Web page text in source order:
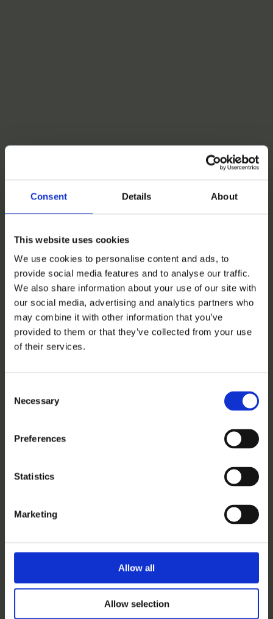
Consent Details About
This website uses cookies
We use cookies to personalise content and ads, to
provide social media features and to analyse our traffic.
We also share information about your use of our site with
our social media, advertising and analytics partners who
may combine it with other information that you’ve
provided to them or that they’ve collected from your use
of their services.
Selection
Necessary
Preferences
Statistics
Marketing
Allow all
Allow selection